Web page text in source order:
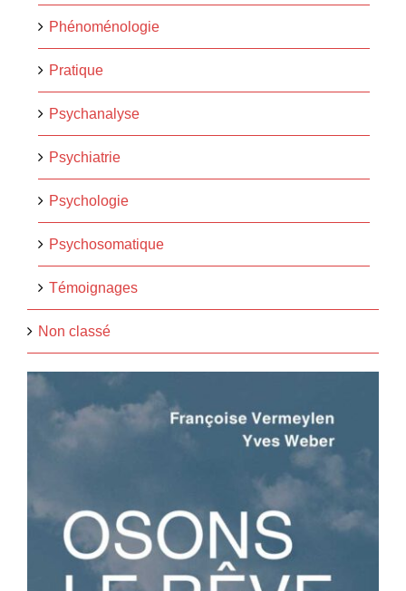
Phénoménologie
Pratique
Psychanalyse
Psychiatrie
Psychologie
Psychosomatique
Témoignages
Non classé